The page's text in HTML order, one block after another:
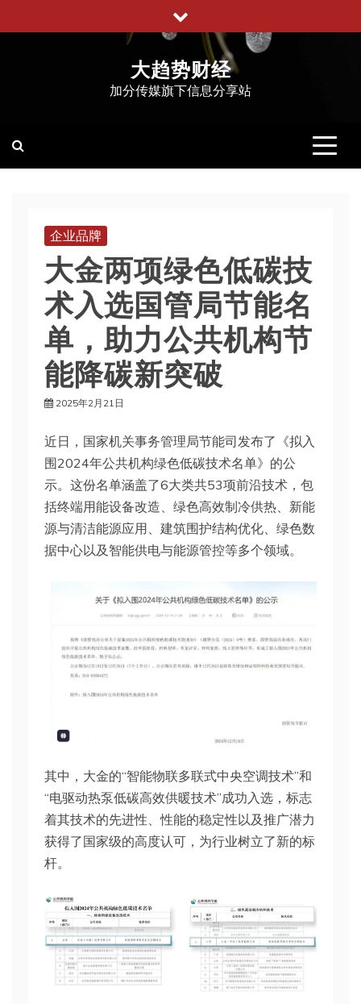
至
大趋势财经
加分传媒旗下信息分享站
企业品牌
大金两项绿色低碳技
术入选国管局节能名
单，助力公共机构节
能降碳新突破
2025年2月21日
近日，国家机关事务管理局节能司发布了《拟入
围2024年公共机构绿色低碳技术名单》的公
示。这份名单涵盖了6大类共53项前沿技术，包
括终端用能设备改造、绿色高效制冷供热、新能
源与清洁能源应用、建筑围护结构优化、绿色数
据中心以及智能供电与能源管控等多个领域。
其中，大金的“智能物联多联式中央空调技术”和
“电驱动热泵低碳高效供暖技术”成功入选，标志
着其技术的先进性、性能的稳定性以及推广潜力
获得了国家级的高度认可，为行业树立了新的标
杆。